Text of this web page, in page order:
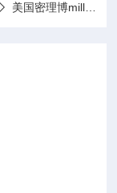
美国密理博millipore